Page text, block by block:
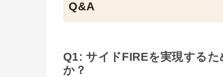
Q&A
Q1: サイドFIREを実現する
か？